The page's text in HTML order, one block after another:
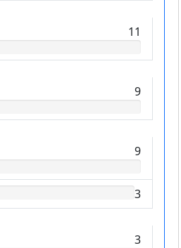
11
9
9
3
3